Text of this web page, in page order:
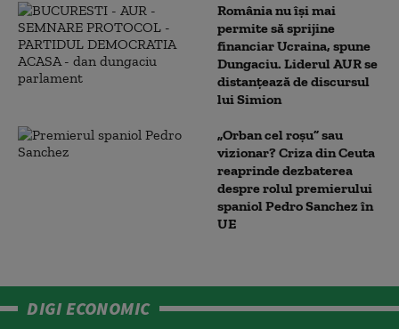
România nu își mai
permite să sprijine
financiar Ucraina, spune
Dungaciu. Liderul AUR se
distanțează de discursul
lui Simion
„Orban cel roșu” sau
vizionar? Criza din Ceuta
reaprinde dezbaterea
despre rolul premierului
spaniol Pedro Sanchez în
UE
DIGI ECONOMIC